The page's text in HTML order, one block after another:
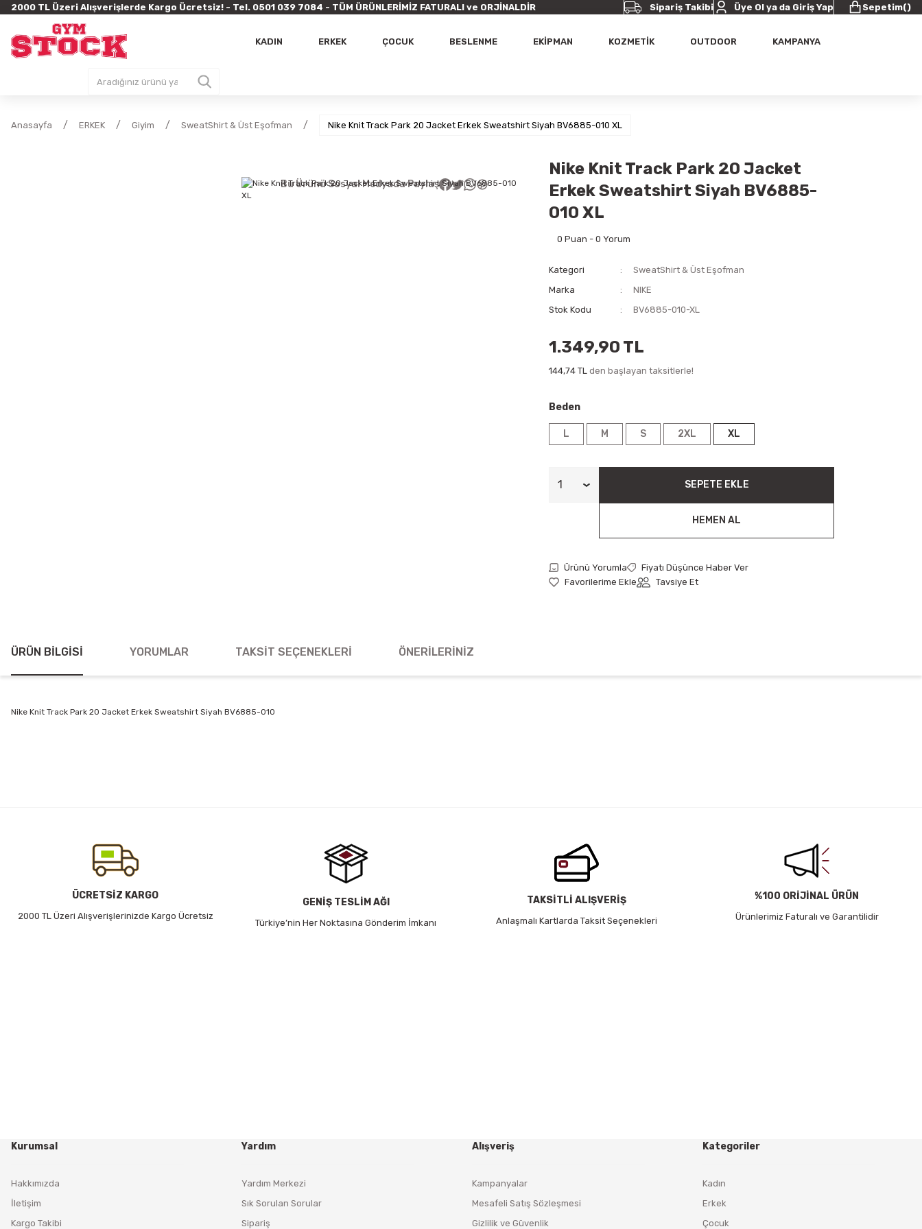
2000 TL Üzeri Alışverişlerde Kargo Ücretsiz! - Tel. 0501 039 7084 - TÜM ÜRÜNLERİMİZ FATURALI ve ORJİNALDİR Sipariş Takibi Üye Ol ya da Giriş Yap Sepetim()
KADIN ERKEK ÇOCUK BESLENME EKİPMAN KOZMETİK OUTDOOR KAMPANYA
Anasayfa ERKEK Giyim SweatShirt & Üst Eşofman Nike Knit Track Park 20 Jacket Erkek Sweatshirt Siyah BV6885-010 XL
Bu Ürünü Sosyal Medyada Paylaş
Nike Knit Track Park 20 Jacket
Erkek Sweatshirt Siyah BV6885-
010 XL
0 Puan - 0 Yorum
Kategori
SweatShirt & Üst Eşofman
Marka
NIKE
Stok Kodu
BV6885-010-XL
1.349,90 TL
144,74 TL den başlayan taksitlerle!
Beden
L M S 2XL XL
SEPETE EKLE
HEMEN AL
Ürünü Yorumla
Fiyatı Düşünce Haber Ver
Tavsiye Et
ÜRÜN BILGISI YORUMLAR TAKSIT SEÇENEKLERI ÖNERILERINIZ
Nike Knit Track Park 20 Jacket Erkek Sweatshirt Siyah BV6885-010
Ürün bilgilerinde hatalar bulunuyor.
Ürün fiyatı diğer sitelerden daha pahalı.
Bu ürüne benzer farklı alternatifler olmalı.
ÜCRETSİZ KARGO
2000 TL Üzeri Alışverişlerinizde Kargo Ücretsiz
GENİŞ TESLİM AĞI
Türkiye’nin Her Noktasına Gönderim İmkanı
TAKSİTLİ ALIŞVERİŞ
Anlaşmalı Kartlarda Taksit Seçenekleri
%100 ORİJİNAL ÜRÜN
Ürünlerimiz Faturalı ve Garantilidir
Kurumsal
Hakkımızda
İletişim
Kargo Takibi
Yardım
Yardım Merkezi
Sık Sorulan Sorular
Sipariş
Alışveriş
Kampanyalar
Mesafeli Satış Sözleşmesi
Gizlilik ve Güvenlik
Kategoriler
Kadın
Erkek
Çocuk